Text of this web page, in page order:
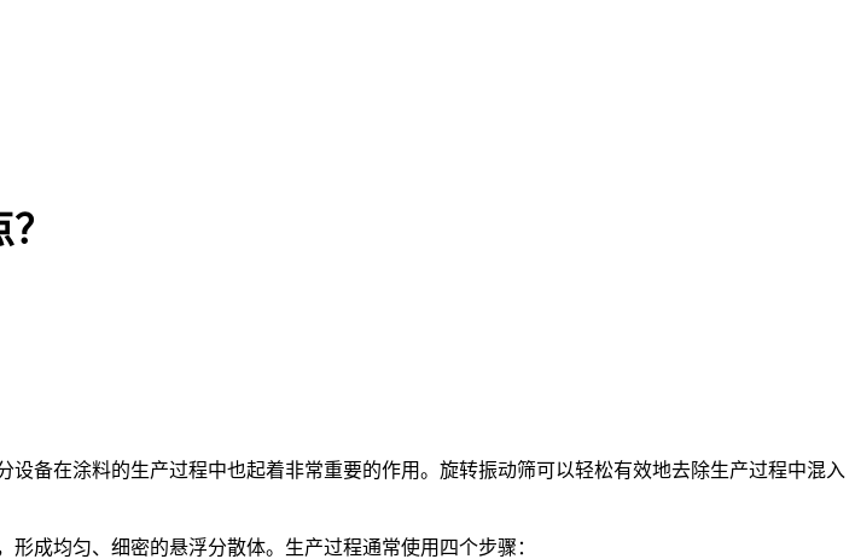
备在涂料的生产过程中也起着非常重要的作用。旋转振动筛可以轻松有效地去除生产过程中混入
成均匀、细密的悬浮分散体。生产过程通常使用四个步骤：